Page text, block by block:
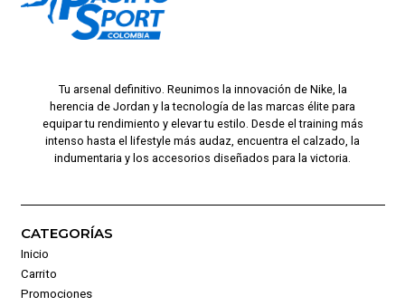
Tu arsenal definitivo. Reunimos la innovación de Nike, la
herencia de Jordan y la tecnología de las marcas élite para
equipar tu rendimiento y elevar tu estilo. Desde el training más
intenso hasta el lifestyle más audaz, encuentra el calzado, la
indumentaria y los accesorios diseñados para la victoria.
CATEGORÍAS
Inicio
Carrito
Promociones